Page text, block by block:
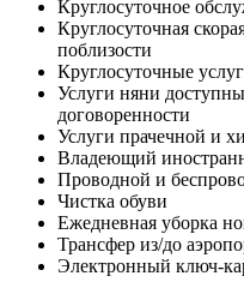
Круглосуточное
Круглосуточная
поблизости
Круглосуточные
Услуги няни
договоренности
Услуги прачечной и
Владеющий
Проводной и
Чистка обуви
Ежедневная уборка
Трансфер из/до
Электронный ключ-